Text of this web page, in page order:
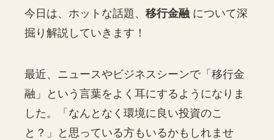
今日は、ホットな話題、移行金融 について深
掘り解説していきます！
最近、ニュースやビジネスシーンで「移行金
融」という言葉をよく耳にするようになりま
した。「なんとなく環境に良い投資のこ
と？」と思っている方もいるかもしれませ